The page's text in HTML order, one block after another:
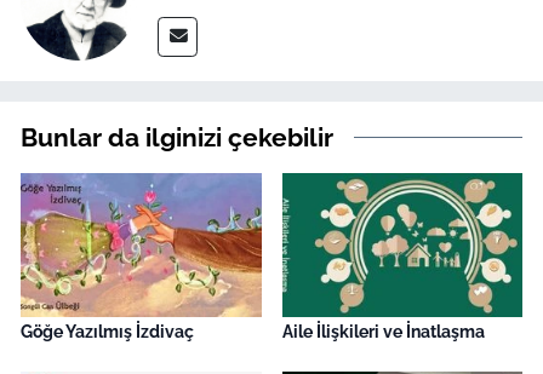
Bunlar da ilginizi çekebilir
Göğe Yazılmış İzdivaç Aile İlişkileri ve İnatlaşma